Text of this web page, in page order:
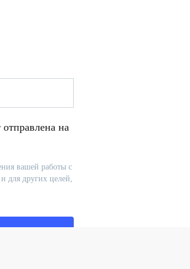
​​на
вашей работы с
для других целей,